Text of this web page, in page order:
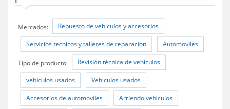
Mercados: Repuesto de vehiculos y accesorios
Servicios tecnicos y talleres de reparacion Automoviles
Tipo de producto: Revisión técnica de vehículos
vehículos usados Vehiculos usados
Accesorios de automoviles Arriendo vehiculos